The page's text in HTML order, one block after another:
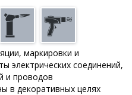
маркировки и
электрических соединений,
и проводов
в декоративных целях